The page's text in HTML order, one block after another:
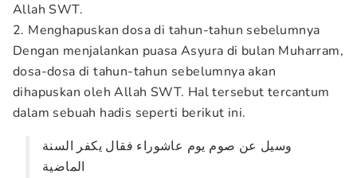
Allah SWT.
2. Menghapuskan dosa di tahun-tahun sebelumnya
Dengan menjalankan puasa Asyura di bulan Muharram,
dosa-dosa di tahun-tahun sebelumnya akan
dihapuskan oleh Allah SWT. Hal tersebut tercantum
dalam sebuah hadis seperti berikut ini.
وسيل عن صوم يوم عاشوراء فقال يكفر السنة